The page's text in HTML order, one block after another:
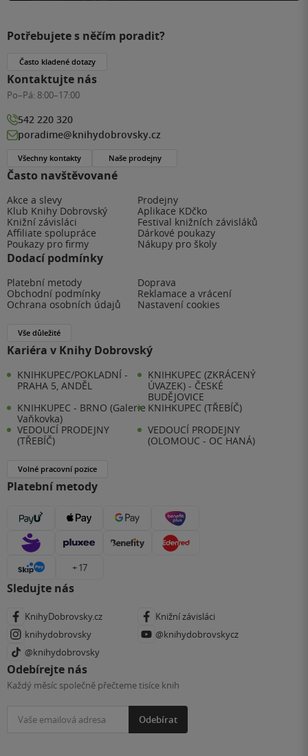
Často navštěvované
Akce a slevy
Prodejny
Klub Knihy Dobrovský
Aplikace KDčko
Knižní závisláci
Festival knižních závisláků
Affiliate spolupráce
Dárkové poukazy
Poukazy pro firmy
Nákupy pro školy
Dodací podmínky
Platební metody
Doprava
Obchodní podmínky
Reklamace a vrácení
Ochrana osobních údajů
Nastavení cookies
Vše důležité
Kariéra v Knihy Dobrovský
KNIHKUPEC/POKLADNÍ -
PRAHA 5, ANDĚL
KNIHKUPEC (ZKRÁCENÝ
ÚVAZEK) - ČESKÉ
BUDĚJOVICE
KNIHKUPEC - BRNO (Galerie
Vaňkovka)
KNIHKUPEC (TŘEBÍČ)
VEDOUCÍ PRODEJNY
(TŘEBÍČ)
VEDOUCÍ PRODEJNY
(OLOMOUC - OC HANÁ)
Volné pracovní pozice
Platební metody
+ 17
Sledujte nás
KnihyDobrovsky.cz
Knižní závisláci
knihydobrovsky
@knihydobrovskycz
@knihydobrovsky
Odebírejte nás
Každý měsíc společně přečteme tisíce knih
Odebírat
Potřebujete s něčím poradit?
Často kladené dotazy
Kontaktujte nás
Po–Pá: 8:00–17:00
542 220 320
poradime@knihydobrovsky.cz
Všechny kontakty Naše prodejny